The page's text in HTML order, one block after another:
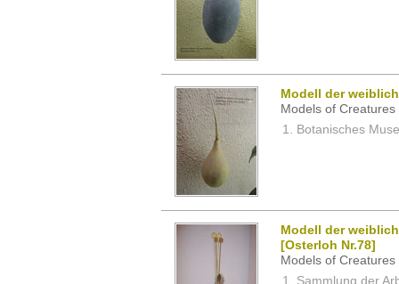
Modell der
Models of
Botanisches
Modell der
[Osterloh Nr.78]
Models of
Sammlung der